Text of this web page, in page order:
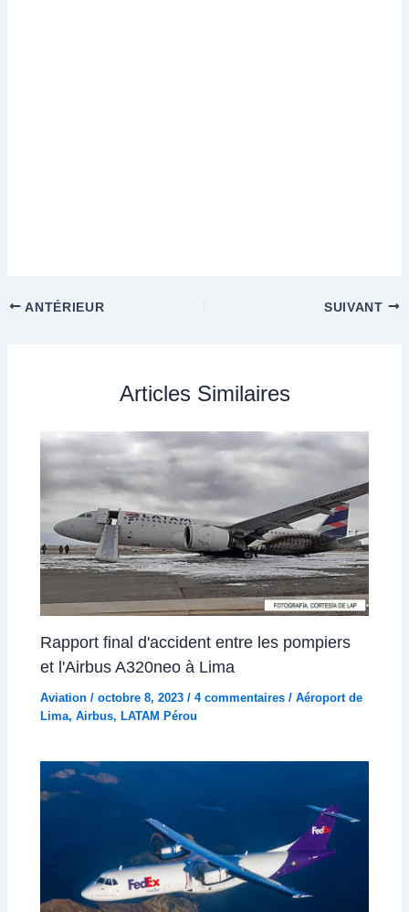
ANTÉRIEUR SUIVANT
Articles Similaires
Rapport final d'accident entre les pompiers
et l'Airbus A320neo à Lima
Aviation /octobre 8, 2023/4 commentaires /Aéroport de
Lima,Airbus,LATAM Pérou